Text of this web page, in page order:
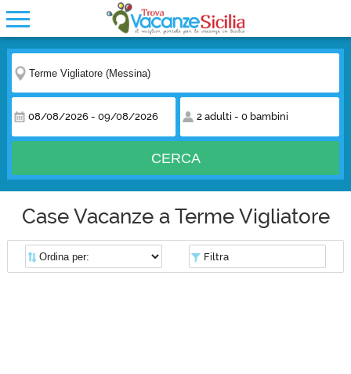
08/08/2026 - 09/08/2026 2 adulti - 0 bambini
CERCA
Case Vacanze a Terme Vigliatore
Filtra